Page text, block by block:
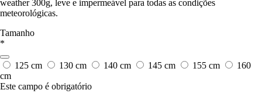
weather 300g, leve e impermeável para todas as condições
meteorológicas.
Tamanho
*
125 cm 130 cm 140 cm 145 cm 155 cm
160
cm
Este campo é obrigatório